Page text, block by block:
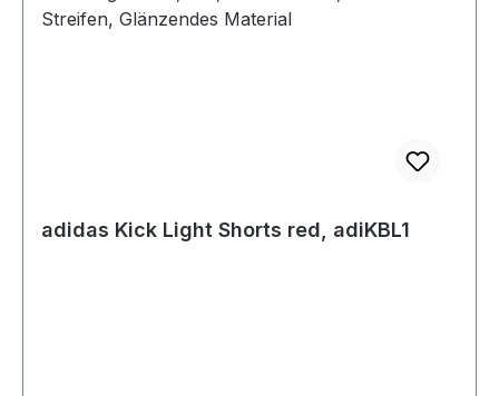
adidas Kick Light Shorts red, adiKBL1